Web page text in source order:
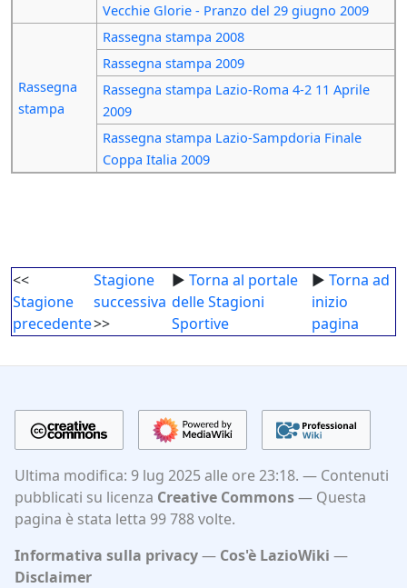
Vecchie Glorie - Pranzo del 29 giugno 2009
Rassegna
stampa
Rassegna stampa 2008
Rassegna stampa 2009
Rassegna stampa Lazio-Roma 4-2 11 Aprile
2009
Rassegna stampa Lazio-Sampdoria Finale
Coppa Italia 2009
<<
Stagione
precedente
Stagione
successiva
>>
► Torna al portale
delle Stagioni
Sportive
► Torna ad
inizio
pagina
Ultima modifica: 9 lug 2025 alle ore 23:18.
Contenuti
pubblicati su licenza Creative Commons
Questa
pagina è stata letta 99 788 volte.
Informativa sulla privacy
Cos'è LazioWiki
Disclaimer